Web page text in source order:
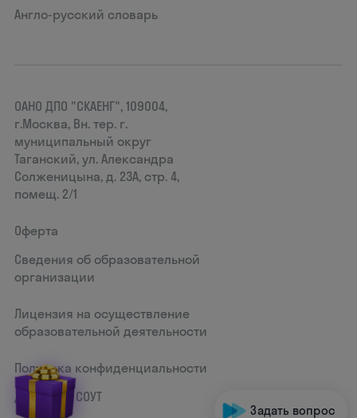
Англо-русский словарь
ОАНО ДПО "СКАЕНГ", 109004,
г.Москва, Вн. тер. г.
муниципальный округ
Таганский, ул. Александра
Солженицына, д. 23А, стр. 4,
помещ. 2/1
Оферта
Сведения об образовательной
организации
Лицензия на осуществление
образовательной деятельности
Политика конфиденциальности
Документ СОУТ
Задать вопрос